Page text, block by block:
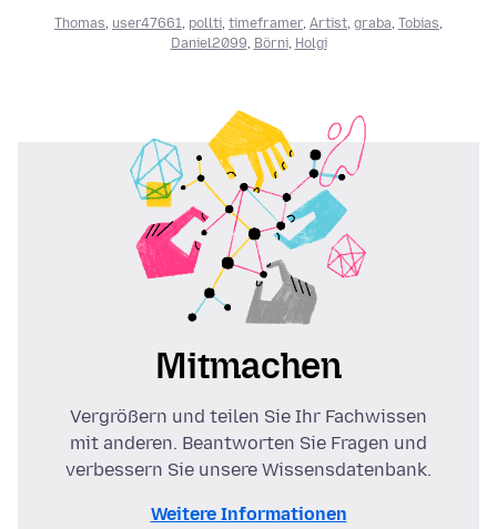
Thomas user47661 pollti timeframer, Artist graba Tobias
Daniel2099 Börni, Holgi
Mitmachen
Vergrößern und teilen Sie Ihr Fachwissen
mit anderen. Beantworten Sie Fragen und
verbessern Sie unsere Wissensdatenbank.
Weitere Informationen